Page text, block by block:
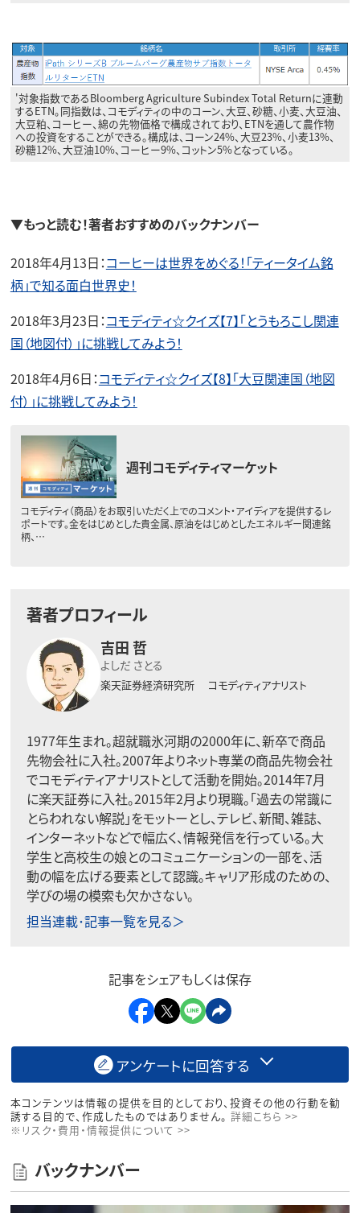
'対象指数であるBloomberg Agriculture Subindex Total Returnに連動
するETN。同指数は、コモディティの中のコーン、大豆、砂糖、小麦、大豆油、
大豆粕、コーヒー、綿の先物価格で構成されており、ETNを通して農作物
への投資をすることができる。構成は、コーン24%、大豆23%、小麦13%、
砂糖12%、大豆油10%、コーヒー9%、コットン5%となっている。
▼もっと読む！著者おすすめのバックナンバー
2018年4月13日：コーヒーは世界をめぐる！「ティータイム銘
柄」で知る面白世界史！
2018年3月23日：コモディティ☆クイズ【7】「とうもろこし関連
国（地図付）」に挑戦してみよう！
2018年4月6日：コモディティ☆クイズ【8】「大豆関連国（地図
付）」に挑戦してみよう！
週刊コモディティマーケット
コモディティ（商品）をお取引いただく上でのコメント・アイディアを提供するレ
ポートです。金をはじめとした貴金属、原油をはじめとしたエネルギー関連銘
柄、…
著者プロフィール
吉田 哲
よしだ さとる
楽天証券経済研究所 コモディティアナリスト
1977年生まれ。超就職氷河期の2000年に、新卒で商品
先物会社に入社。2007年よりネット専業の商品先物会社
でコモディティアナリストとして活動を開始。2014年7月
に楽天証券に入社。2015年2月より現職。「過去の常識に
とらわれない解説」をモットーとし、テレビ、新聞、雑誌、
インターネットなどで幅広く、情報発信を行っている。大
学生と高校生の娘とのコミュニケーションの一部を、活
動の幅を広げる要素として認識。キャリア形成のための、
学びの場の模索も欠かさない。
担当連載･記事一覧を見る＞
記事をシェアもしくは保存
アンケートに回答する
本コンテンツは情報の提供を目的としており、投資その他の行動を勧
誘する目的で、作成したものではありません。 詳細こちら >>
※リスク・費用・情報提供について >>
バックナンバー